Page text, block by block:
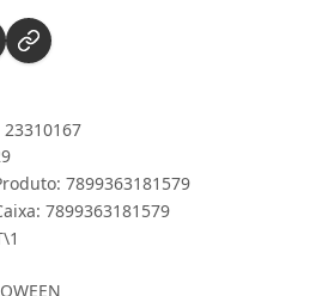
7899363181579
7899363181579